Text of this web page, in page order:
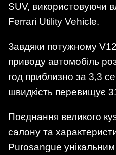
SUV, використовуючи
Ferrari Utility Vehicle.
Завдяки потужному V12
приводу автомобіль
год приблизно за 3,3
швидкість перевищує
Поєднання великого
салону та
Purosangue